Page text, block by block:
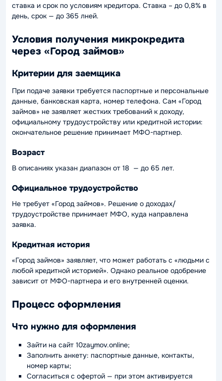
ставка и срок по условиям кредитора. Ставка – до 0,8% в
день, срок — до 365 лней.
Условия получения микрокредита
через «Город займов»
Критерии для заемщика
При подаче заявки требуется паспортные и персональные
данные, банковская карта, номер телефона. Сам «Город
займов» не заявляет жестких требований к доходу,
официальному трудоустройству или кредитной истории:
окончательное решение принимает МФО-партнер.
Возраст
В описаниях указан диапазон от 18 — до 65 лет.
Официальное трудоустройство
Не требует «Город займов». Решение о доходах/
трудоустройстве принимает МФО, куда направлена
заявка.
Кредитная история
«Город займов» заявляет, что может работать с «людьми с
любой кредитной историей». Однако реальное одобрение
зависит от МФО-партнера и его внутренней оценки.
Процесс оформления
Что нужно для оформления
Зайти на сайт 10zaymov.online;
Заполнить анкету: паспортные данные, контакты,
номер карты;
Согласиться с офертой — при этом активируется